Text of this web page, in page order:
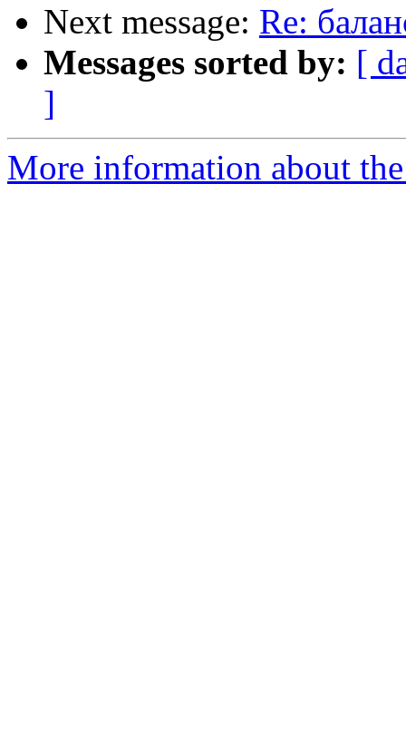
Next message: Re:
Messages sorted by: [
]
More information about